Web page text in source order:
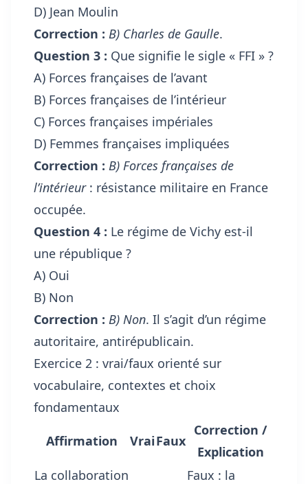
D) Jean Moulin
Correction : B) Charles de Gaulle.
Question 3 : Que signifie le sigle « FFI » ?
A) Forces françaises de l’avant
B) Forces françaises de l’intérieur
C) Forces françaises impériales
D) Femmes françaises impliquées
Correction : B) Forces françaises de
l’intérieur: résistance militaire en France
occupée.
Question 4 : Le régime de Vichy est-il
une république ?
A) Oui
B) Non
Correction : B) Non. Il s’agit d’un régime
autoritaire, antirépublicain.
Exercice 2 : vrai/faux orienté sur
vocabulaire, contextes et choix
fondamentaux
Affirmation VraiFaux
Correction /
Explication
La collaboration
Faux : la